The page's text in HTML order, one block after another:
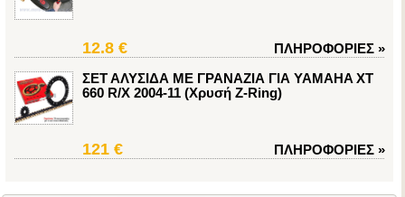
12.8 € ΠΛΗΡΟΦΟΡΙΕΣ »
ΣΕΤ ΑΛΥΣΙΔΑ ΜΕ ΓΡΑΝΑΖΙΑ ΓΙΑ YAMAHA XT
660 R/X 2004-11 (Χρυσή Z-Ring)
121 € ΠΛΗΡΟΦΟΡΙΕΣ »